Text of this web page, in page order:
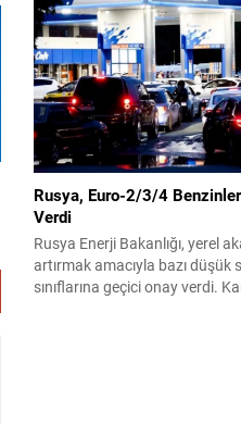
benimsendi. Teklif
malullerinden hayatını
babalarına bağlanacak aylık
ücretin altında olmayacağı
Rusya, Euro-2/3/4
Verdi
Rusya Enerji Bakanlığı, yerel
artırmak amacıyla bazı düşük
sınıflarına geçici onay verdi.